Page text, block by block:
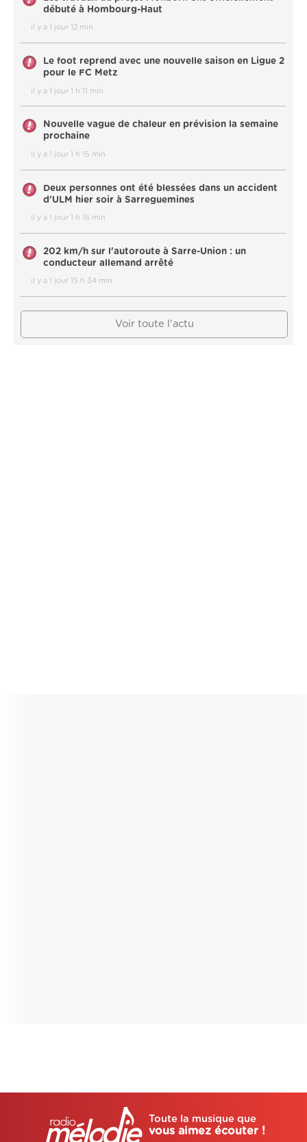
débuté à Hombourg-Haut
il y a 1 jour 12 min
Le foot reprend avec une nouvelle saison en Ligue 2
pour le FC Metz
il y a 1 jour 1 h 11 min
Nouvelle vague de chaleur en prévision la semaine
prochaine
il y a 1 jour 1 h 15 min
Deux personnes ont été blessées dans un accident
d’ULM hier soir à Sarreguemines
il y a 1 jour 1 h 16 min
202 km/h sur l'autoroute à Sarre-Union : un
conducteur allemand arrêté
il y a 1 jour 15 h 34 min
Voir toute l'actu
Toute la musique que
vous aimez écouter !